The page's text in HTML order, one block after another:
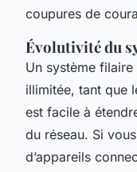
coupures de
Évolutivité du
Un système
illimitée, tant que
est facile à
du réseau. Si
d’appareils